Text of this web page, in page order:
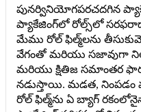
పునర్వినియోగపరచదగిన
ప్యాకేజింగ్‌లో రోల్స్‌లో
మేము రోల్ ఫిల్మ్‌లను
వేగంతో మరియు సజావుగా
మరియు క్షితిజ సమాంతర
నడుస్తాయి. మడత, నింపడం
రోల్ ఫిల్మ్‌ను ఏ బ్యాగ్